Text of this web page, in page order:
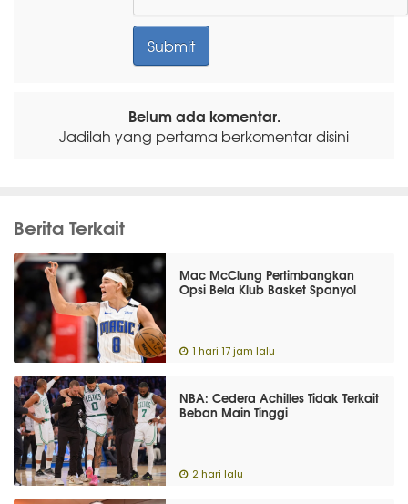
Belum ada komentar.
Jadilah yang pertama berkomentar disini
Berita Terkait
Mac McClung Pertimbangkan
Opsi Bela Klub Basket Spanyol
1 hari 17 jam lalu
NBA: Cedera Achilles Tidak Terkait
Beban Main Tinggi
2 hari lalu